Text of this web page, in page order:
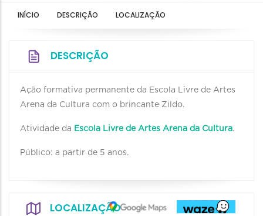
INÍCIO DESCRIÇÃO LOCALIZAÇÃO
DESCRIÇÃO
Ação formativa permanente da Escola Livre de Artes
Arena da Cultura com o brincante Zildo.
Atividade da Escola Livre de Artes Arena da Cultura.
Público: a partir de 5 anos.
LOCALIZAÇÃO